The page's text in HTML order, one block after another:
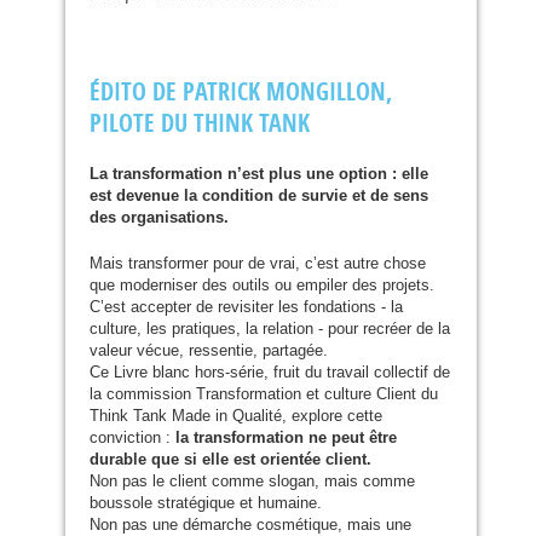
ÉDITO DE PATRICK MONGILLON,
PILOTE DU THINK TANK
La transformation n’est plus une option : elle
est devenue la condition de survie et de sens
des organisations.
Mais transformer pour de vrai, c’est autre chose
que moderniser des outils ou empiler des projets.
C’est accepter de revisiter les fondations - la
culture, les pratiques, la relation - pour recréer de la
valeur vécue, ressentie, partagée.
Ce Livre blanc hors-série, fruit du travail collectif de
la commission Transformation et culture Client du
Think Tank Made in Qualité, explore cette
conviction : la transformation ne peut être
durable que si elle est orientée client.
Non pas le client comme slogan, mais comme
boussole stratégique et humaine.
Non pas une démarche cosmétique, mais une